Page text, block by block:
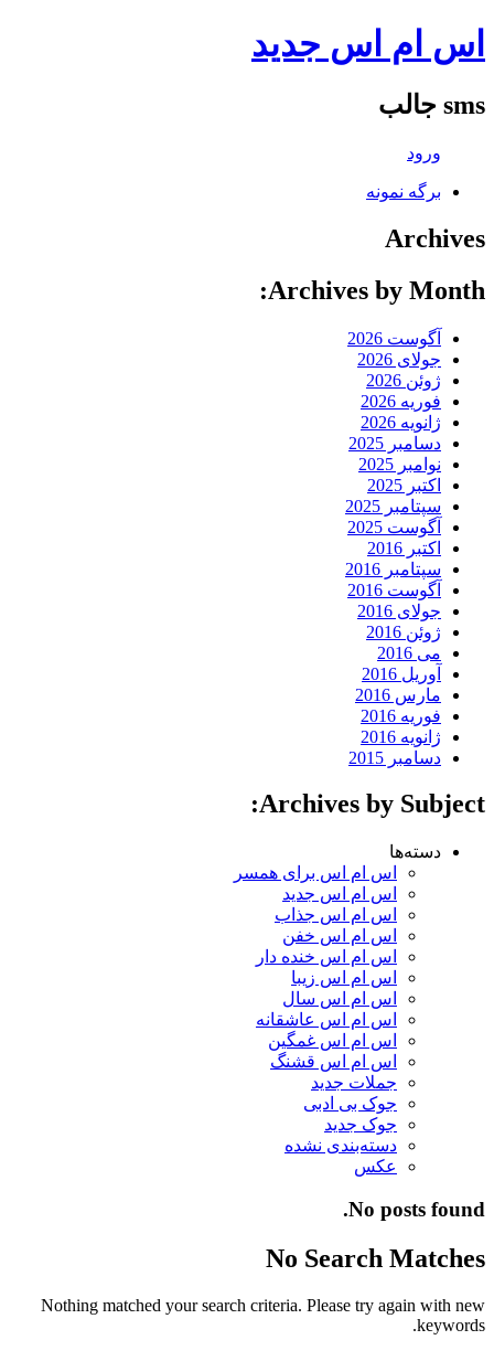
اس ام اس جدید
sms جالب
ورود
برگه نمونه
Archives
Archives by Month:
آگوست 2026
جولای 2026
ژوئن 2026
فوریه 2026
ژانویه 2026
دسامبر 2025
نوامبر 2025
اکتبر 2025
سپتامبر 2025
آگوست 2025
اکتبر 2016
سپتامبر 2016
آگوست 2016
جولای 2016
ژوئن 2016
می 2016
آوریل 2016
مارس 2016
فوریه 2016
ژانویه 2016
دسامبر 2015
Archives by Subject:
دسته‌ها
اس ام اس برای همسر
اس ام اس جدید
اس ام اس جذاب
اس ام اس خفن
اس ام اس خنده دار
اس ام اس زیبا
اس ام اس سال
اس ام اس عاشقانه
اس ام اس غمگین
اس ام اس قشنگ
جملات جدید
جوک بی ادبی
جوک جدید
دسته‌بندی نشده
عکس
No posts found.
No Search Matches
Nothing matched your search criteria. Please try again with new
keywords.